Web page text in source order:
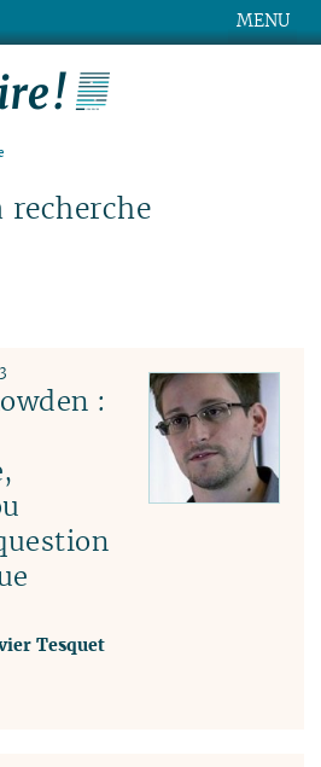
MENU
recherche
:
Tesquet